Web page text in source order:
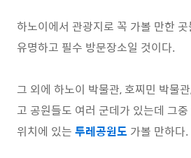
하노이에서 관광지로 꼭 가볼 만한 곳
유명하고 필수 방문장소일 것이다.
그 외에 하노이 박물관, 호찌민 박물
고 공원들도 여러 군데가 있는데 그
위치에 있는 투레공원도 가볼 만하다.